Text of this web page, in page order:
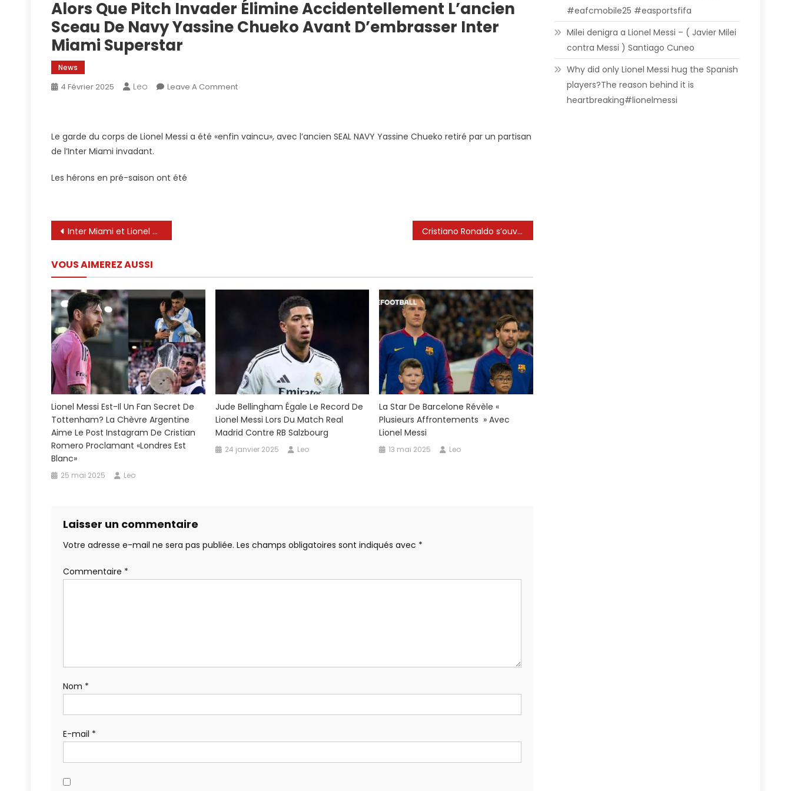
Alors Que Pitch Invader Élimine Accidentellement L’ancien
Sceau De Navy Yassine Chueko Avant D’embrasser Inter
Miami Superstar
News
4 Février 2025 Leo Leave A CommentOn
Corps
Pitch
Invader
Accidentellement
Navy
Yassine
Chueko
Avant
D’embrasser
Inter
Miami
Le garde du corps de Lionel Messi a été «enfin vaincu», avec l’ancien SEAL NAVY Yassine Chueko retiré par un partisan
de l’Inter Miami invadant.
Les hérons en pré-saison ont été
Navigation
l’article
Inter Miami et Lionel Messi veulent surprendre Cristiano Ronaldo s’ouvre sur la relation avec Leo Messi; Comparaisons avec Pelé, Maradona et plus
VOUS AIMEREZ AUSSI
Lionel Messi Est-Il Un Fan Secret De
Tottenham? La Chèvre Argentine
Aime Le Post Instagram De Cristian
Romero Proclamant «Londres Est
Blanc»
25 mai 2025 Leo
Jude Bellingham Égale Le Record De
Lionel Messi Lors Du Match Real
Madrid Contre RB Salzbourg
24 janvier 2025 Leo
La Star De Barcelone Révèle «
Plusieurs Affrontements » Avec
Lionel Messi
13 mai 2025 Leo
Laisser un commentaire
Votre adresse e-mail ne sera pas publiée. Les champs obligatoires sont indiqués avec *
Commentaire *
Nom *
E-mail *
#eafcmobile25 #easportsfifa
Milei denigra a Lionel Messi – ( Javier Milei
contra Messi ) Santiago Cuneo
Why did only Lionel Messi hug the Spanish
players?The reason behind it is
heartbreaking#lionelmessi